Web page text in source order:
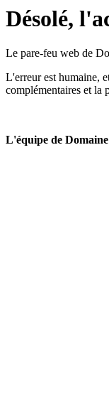
Désolé,
Le pare-feu web de
L'erreur est humaine,
complémentaires et la
L'équipe de